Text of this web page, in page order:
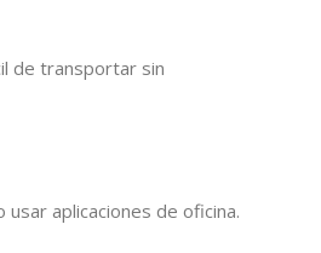
de transportar sin
aplicaciones de oficina.